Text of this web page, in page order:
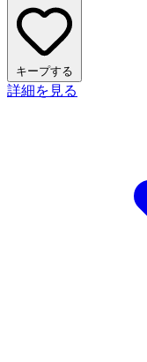
キープする
詳細を見る